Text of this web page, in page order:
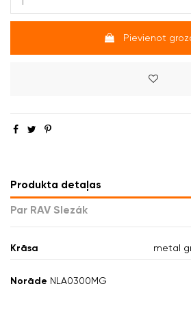
Pievienot
Produkta detaļas
Par RAV Slezák
Krāsa metal
Norāde NLA0300MG